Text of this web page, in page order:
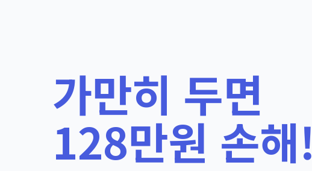
가만히 두면
128만원 손해!